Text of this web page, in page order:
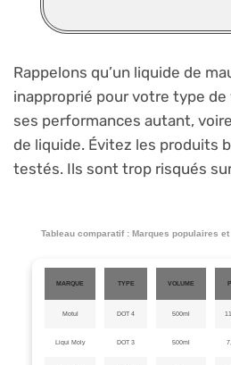
Rappelons qu’un liquide de
inapproprié pour votre type
ses performances autant,
de liquide. Évitez les produits
testés. Ils sont trop risqués
Tableau comparatif : Marques populaires
MARQUE TYPE VOLUME
Motul DOT 4 500ml
Liqui Moly DOT 3 500ml